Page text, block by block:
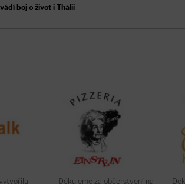
boj o život i Thálii
Děkujeme za občerstvení na